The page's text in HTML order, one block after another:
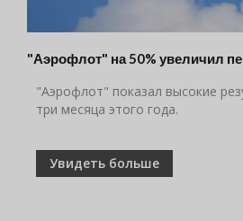
"Аэрофлот" на 50% увеличил
"Аэрофлот" показал высокие
три месяца этого года.
Увидеть больше